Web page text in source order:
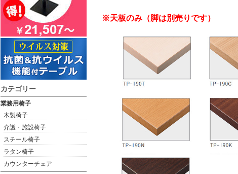
※天板のみ（脚は別売りです）
カテゴリー
業務用椅子
木製椅子
介護・施設椅子
スチール椅子
ラタン椅子
カウンターチェア